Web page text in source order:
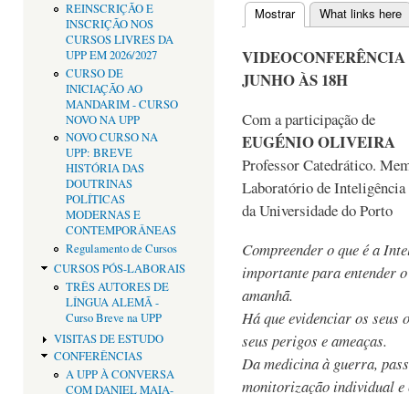
REINSCRIÇÃO E
INSCRIÇÃO NOS
CURSOS LIVRES DA
UPP EM 2026/2027
CURSO DE
INICIAÇÃO AO
MANDARIM - CURSO
NOVO NA UPP
NOVO CURSO NA
UPP: BREVE
HISTÓRIA DAS
DOUTRINAS
POLÍTICAS
MODERNAS E
CONTEMPORÂNEAS
Regulamento de Cursos
CURSOS PÓS-LABORAIS
TRÊS AUTORES DE
LÍNGUA ALEMÃ -
Curso Breve na UPP
VISITAS DE ESTUDO
CONFERÊNCIAS
A UPP À CONVERSA
COM DANIEL MAIA-
Separadores
Mostrar(separador ativo)
What links here
VIDEOCONFERÊNCIA
JUNHO ÀS 18H
Com a participação de
EUGÉNIO OLIVEIRA
Professor Catedrático.
Laboratório de
da Universidade do Porto
Compreender o que é a
importante para entender
amanhã.
Há que evidenciar os seus
seus perigos e ameaças.
Da medicina à guerra,
monitorização individual e